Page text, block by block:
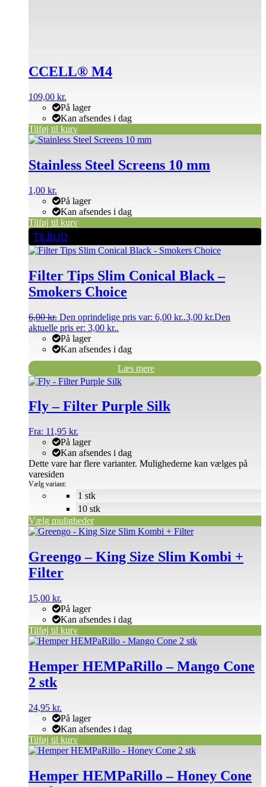
CCELL® M4
109,00 kr.
På lager
Kan afsendes i dag
Tilføj til kurv
Stainless Steel Screens 10 mm
1,00 kr.
På lager
Kan afsendes i dag
Tilføj til kurv
TILBUD
Filter Tips Slim Conical Black –
Smokers Choice
6,00kr. Den oprindelige pris var: 6,00 kr..3,00 kr.Den
aktuelle pris er: 3,00 kr..
På lager
Kan afsendes i dag
Læs mere
Fly – Filter Purple Silk
Fra: 11,95 kr.
På lager
Kan afsendes i dag
Vælg variant:
Vælg muligheder
Dette vare har flere varianter. Mulighederne kan vælges på
varesiden
1 stk
10 stk
Greengo – King Size Slim Kombi +
Filter
15,00 kr.
På lager
Kan afsendes i dag
Tilføj til kurv
Hemper HEMPaRillo – Mango Cone
2 stk
24,95 kr.
På lager
Kan afsendes i dag
Tilføj til kurv
Hemper HEMPaRillo – Honey Cone